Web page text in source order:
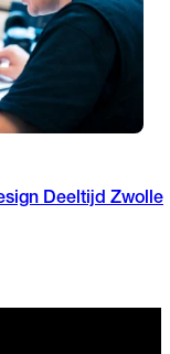
Deeltijd Zwolle